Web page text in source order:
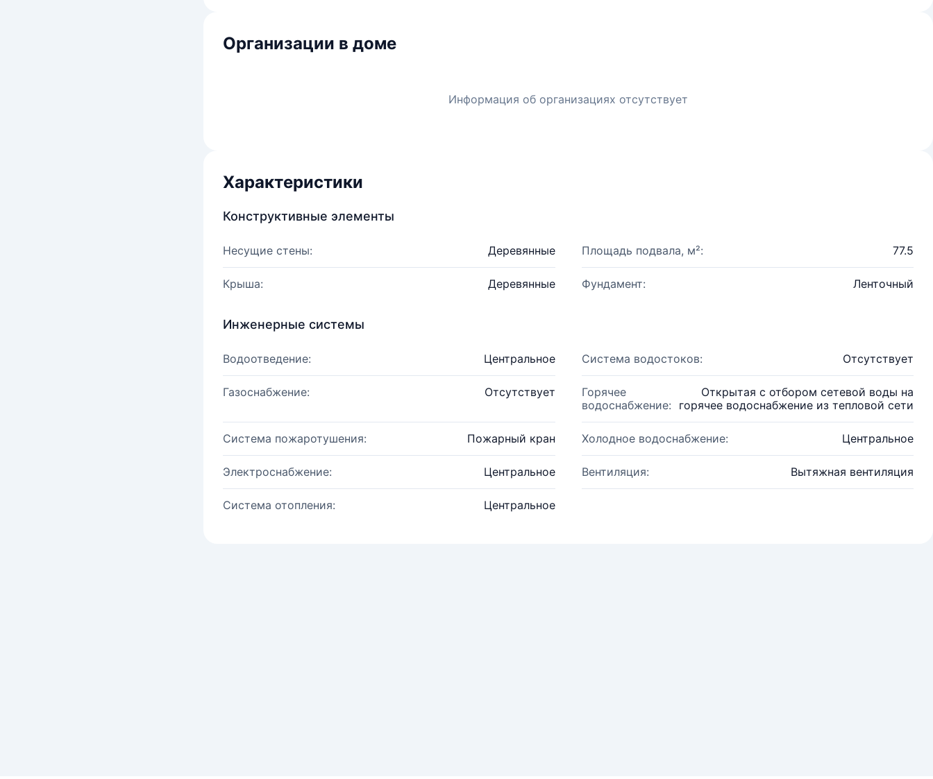
Организации в доме
Информация об организациях отсутствует
Характеристики
Конструктивные элементы
Несущие стены: Деревянные Площадь подвала, м²: 77.5
Крыша: Деревянные Фундамент: Ленточный
Инженерные системы
Водоотведение: Центральное Система водостоков: Отсутствует
Газоснабжение: Отсутствует
Горячее
водоснабжение:
Открытая с отбором сетевой воды на
горячее водоснабжение из тепловой сети
Система пожаротушения: Пожарный кран Холодное водоснабжение: Центральное
Электроснабжение: Центральное Вентиляция: Вытяжная вентиляция
Система отопления: Центральное